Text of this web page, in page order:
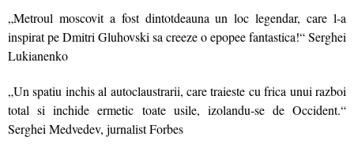
„Metroul moscovit a fost dintotdeauna un loc legendar, care l‑a
inspirat pe Dmitri Gluhovski sa creeze o epopee fantastica!“ Serghei
Lukianenko
„Un spatiu inchis al autoclaustrarii, care traieste cu frica unui razboi
total si inchide ermetic toate usile, izolandu‑se de Occident.“
Serghei Medvedev, jurnalist Forbes